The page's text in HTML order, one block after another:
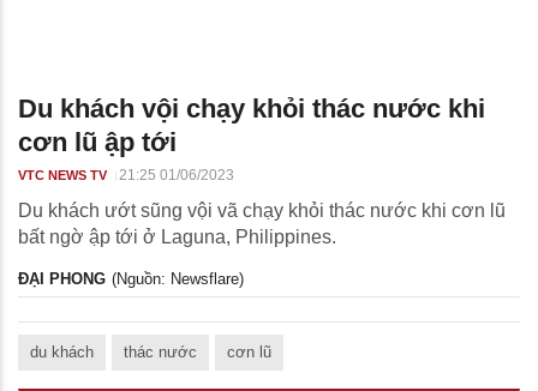
Du khách vội chạy khỏi thác nước khi
cơn lũ ập tới
VTC NEWS TV 21:25 01/06/2023
Du khách ướt sũng vội vã chạy khỏi thác nước khi cơn lũ
bất ngờ ập tới ở Laguna, Philippines.
ĐẠI PHONG (Nguồn: Newsflare)
du khách thác nước cơn lũ